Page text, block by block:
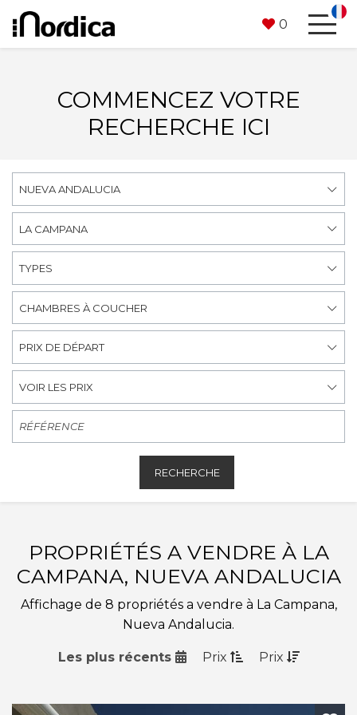
0
COMMENCEZ VOTRE
RECHERCHE ICI
NUEVA ANDALUCIA
LA CAMPANA
TYPES
CHAMBRES À COUCHER
PRIX DE DÉPART
VOIR LES PRIX
RECHERCHE
PROPRIÉTÉS A VENDRE À LA
CAMPANA, NUEVA ANDALUCIA
Affichage de 8 propriétés a vendre à La Campana,
Nueva Andalucia.
Les plus récents Prix Prix